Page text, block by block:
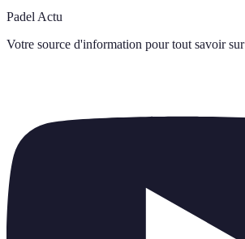
Padel Actu
Votre source d'information pour tout savoir sur